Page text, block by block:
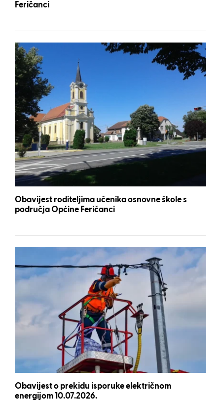
Feričanci
Obavijest roditeljima učenika osnovne škole s
područja Općine Feričanci
Obavijest o prekidu isporuke električnom
energijom 10.07.2026.